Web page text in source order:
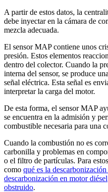
A partir de estos datos, la
debe inyectar en la cámara de
mezcla adecuada.
El sensor MAP contiene unos
presión. Estos elementos
dentro del colector. Cuando la
interna del sensor, se produce
señal eléctrica. Esta señal es
interpretar la carga del motor.
De esta forma, el sensor MAP
se encuentra en la admisión y
combustible necesaria para una
Cuando la combustión no es
carbonilla y problemas en
o el filtro de partículas. Para
como qué es la
descarbonización en motor diésel
obstruido.